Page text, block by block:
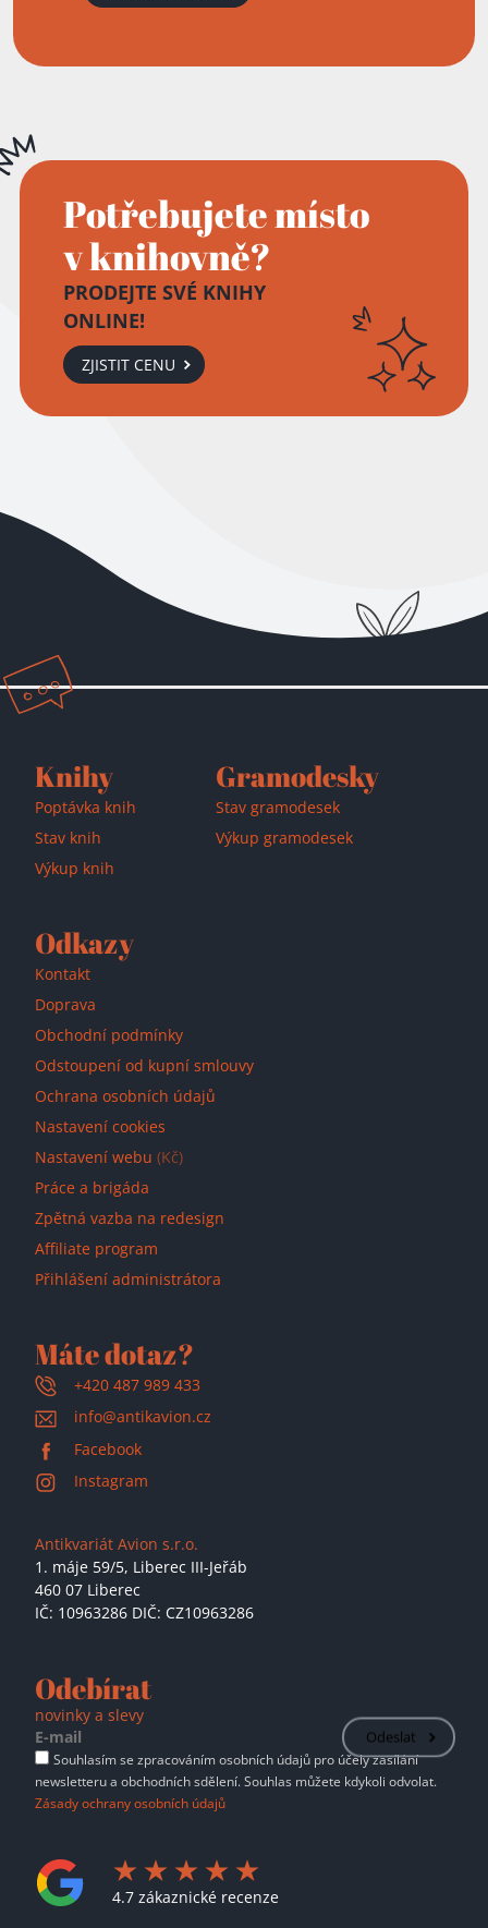
Potřebujete místo
v knihovně?
PRODEJTE SVÉ KNIHY
ONLINE!
ZJISTIT CENU
Přidáno do košíku!
Knihy
Poptávka knih
Stav knih
Výkup knih
Gramodesky
Stav gramodesek
Výkup gramodesek
Odkazy
Kontakt
Doprava
Obchodní podmínky
Odstoupení od kupní smlouvy
Ochrana osobních údajů
Nastavení cookies
Nastavení webu (Kč)
Práce a brigáda
Zpětná vazba na redesign
Affiliate program
Přihlášení administrátora
Máte dotaz?
+420 487 989 433
info@antikavion.cz
Facebook
Instagram
Antikvariát Avion s.r.o.
1. máje 59/5, Liberec III-Jeřáb
460 07 Liberec
IČ: 10963286 DIČ: CZ10963286
Odebírat
novinky a slevy
Odeslat
Souhlasím se zpracováním osobních údajů pro účely zasílání
newsletteru a obchodních sdělení. Souhlas můžete kdykoli odvolat.
Zásady ochrany osobních údajů
4.7 zákaznické recenze